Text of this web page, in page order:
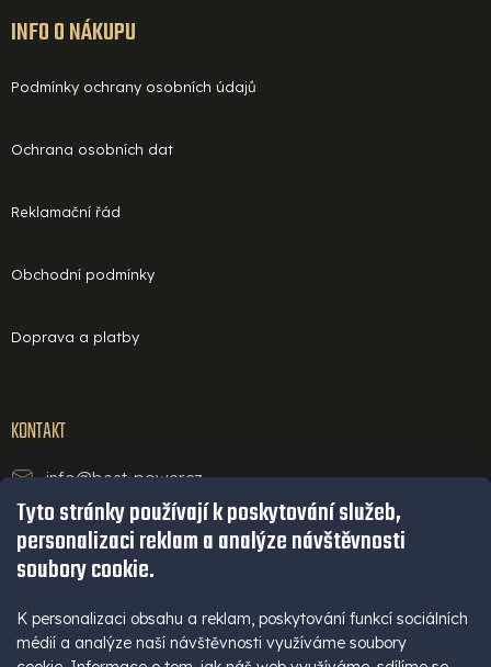
Tyto stránky používají k poskytování služeb,
personalizaci reklam a analýze návštěvnosti
soubory cookie.
K personalizaci obsahu a reklam, poskytování funkcí sociálních
médií a analýze naší návštěvnosti využíváme soubory
INFO O NÁKUPU
Podmínky ochrany osobních údajů
Ochrana osobních dat
Reklamační řád
Obchodní podmínky
Doprava a platby
KONTAKT
info@best-power.cz
technická podpora a servis
+420 771 234 568
+420 777 109 009
(Po - Pá 9-16 hod)